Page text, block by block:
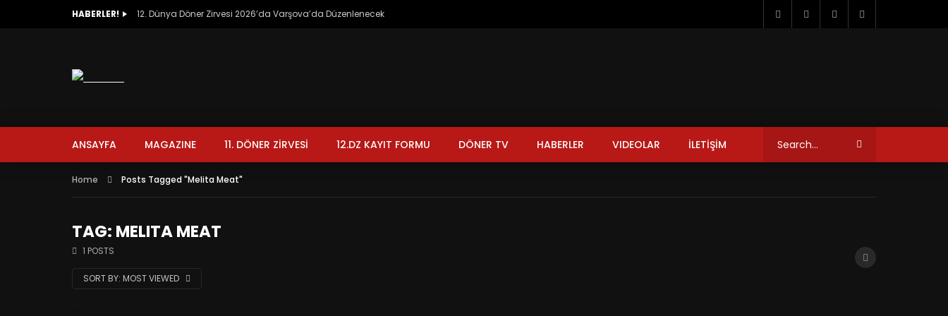
HABERLER! 12. Dünya Döner Zirvesi 2026’da Varşova’da Düzenlenecek
ANSAYFA MAGAZINE 11. DÖNER ZİRVESİ 12.DZ KAYIT FORMU DÖNER TV HABERLER VIDEOLAR İLETİŞİM
Home Posts Tagged "Melita Meat"
TAG: MELITA MEAT
1 POSTS
SORT BY: MOST VIEWED